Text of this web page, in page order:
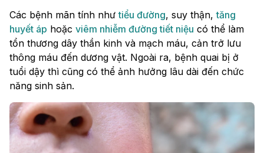
Các bệnh mãn tính nhưtiểu đường, suy thận,tăng
huyết áp hoặc viêm nhiễm đường tiết niệu có thể làm
tổn thương dây thần kinh và mạch máu, cản trở lưu
thông máu đến dương vật. Ngoài ra, bệnh quai bị ở
tuổi dậy thì cũng có thể ảnh hưởng lâu dài đến chức
năng sinh sản.